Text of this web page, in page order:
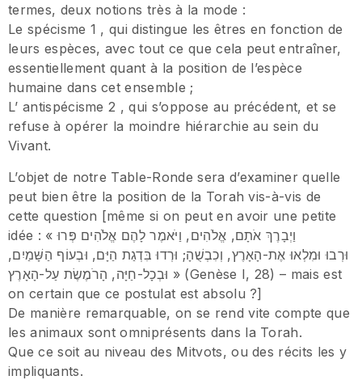
termes, deux notions très à la mode :
Le spécisme 1 , qui distingue les êtres en fonction de
leurs espèces, avec tout ce que cela peut entraîner,
essentiellement quant à la position de l’espèce
humaine dans cet ensemble ;
L’ antispécisme 2 , qui s’oppose au précédent, et se
refuse à opérer la moindre hiérarchie au sein du
Vivant.
L’objet de notre Table-Ronde sera d’examiner quelle
peut bien être la position de la Torah vis-à-vis de
cette question [même si on peut en avoir une petite
idée : « וַיְבָרֶךְ אֹתָם, אֱלֹהִים, וַיֹּאמֶר לָהֶם אֱלֹהִים פְּרוּ
וּרְבוּ וּמִלְאוּ אֶת-הָאָרֶץ, וְכִבְשֻׁהָ; וּרְדוּ בִּדְגַת הַיָּם, וּבְעוֹף הַשָּׁמַיִם,
וּבְכָל-חַיָּה, הָרֹמֶשֶׂת עַל-הָאָרֶץ » (Genèse I, 28) – mais est
on certain que ce postulat est absolu ?]
De manière remarquable, on se rend vite compte que
les animaux sont omniprésents dans la Torah.
Que ce soit au niveau des Mitvots, ou des récits les y
impliquants.